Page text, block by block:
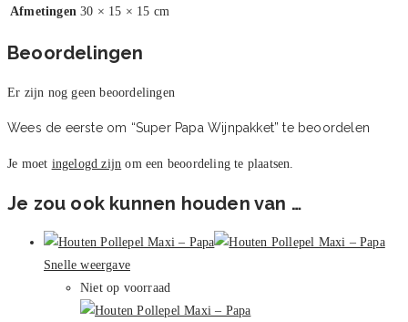
Afmetingen 30 × 15 × 15 cm
Beoordelingen
Er zijn nog geen beoordelingen
Wees de eerste om “Super Papa Wijnpakket” te beoordelen
Je moet ingelogd zijn om een beoordeling te plaatsen.
Je zou ook kunnen houden van …
Snelle weergave
Niet op voorraad